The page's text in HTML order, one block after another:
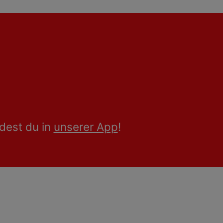
du in unserer App!